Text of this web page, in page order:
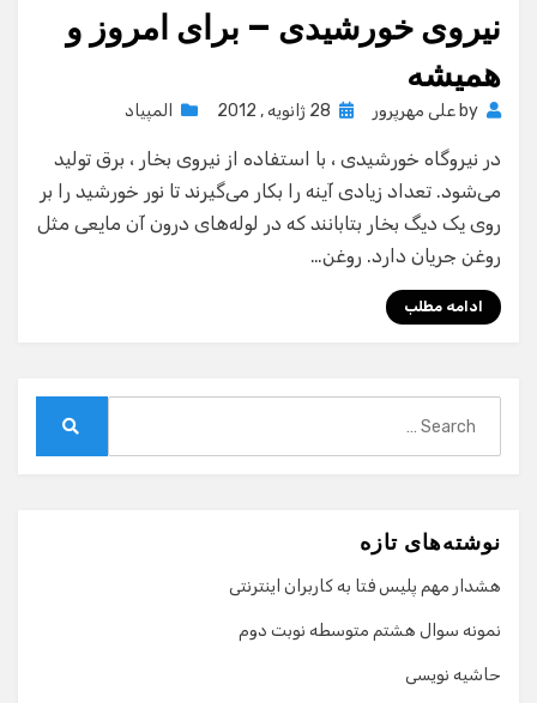
نیروی خورشیدی – برای امروز و
همیشه
by علی مهرپرور
Posted
28 ژانویه , 2012 المپیاد
در نیروگاه خورشیدی ، با استفاده از نیروی بخار ،‌ برق تولید
می‌شود. تعداد زیادی آینه را بکار می‌گیرند تا نور خورشید را بر
روی یک دیگ بخار بتابانند که در لوله‌های درون آن مایعی مثل
روغن جریان دارد. روغن…
ادامه مطلب
نوشته‌های تازه
هشدار مهم پلیس فتا به کاربران اینترنتی
نمونه سوال هشتم متوسطه نوبت دوم
حاشیه نویسی